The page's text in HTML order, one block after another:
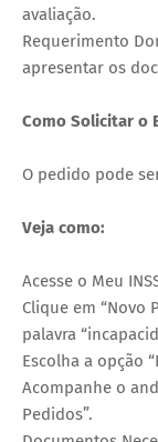
avaliação.
Requerimento
apresentar os
Como Solicitar o
O pedido pode
Veja como:
Acesse o Meu
Clique em “Novo
palavra
Escolha a opção
Acompanhe o
Pedidos”.